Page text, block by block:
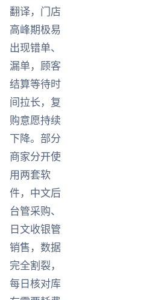
翻译，门店
高峰期极易
出现错单、
漏单，顾客
结算等待时
间拉长，复
购意愿持续
下降。部分
商家分开使
用两套软
件，中文后
台管采购、
日文收银管
销售，数据
完全割裂，
每日核对库